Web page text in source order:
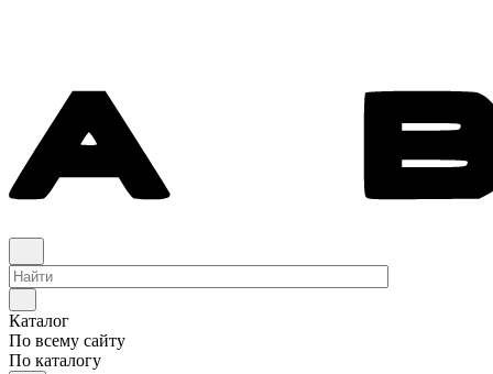
Каталог
По всему сайту
По каталогу